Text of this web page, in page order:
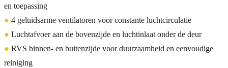
en toepassing
● 4 geluidsarme ventilatoren voor constante luchtcirculatie
● Luchtafvoer aan de bovenzijde en luchtinlaat onder de deur
● RVS binnen- en buitenzijde voor duurzaamheid en eenvoudige
reiniging